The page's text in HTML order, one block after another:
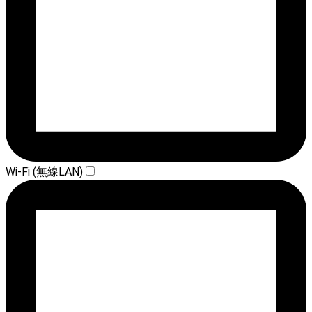
Wi-Fi (無線LAN)